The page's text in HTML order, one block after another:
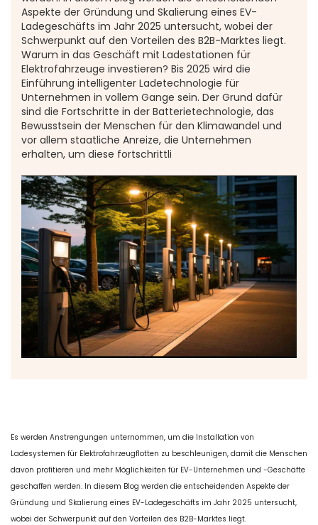
Aspekte der Gründung und Skalierung eines EV-
Ladegeschäfts im Jahr 2025 untersucht, wobei der
Schwerpunkt auf den Vorteilen des B2B-Marktes liegt.
Warum in das Geschäft mit Ladestationen für
Elektrofahrzeuge investieren? Bis 2025 wird die
Einführung intelligenter Ladetechnologie für
Unternehmen in vollem Gange sein. Der Grund dafür
sind die Fortschritte in der Batterietechnologie, das
Bewusstsein der Menschen für den Klimawandel und
vor allem staatliche Anreize, die Unternehmen
erhalten, um diese fortschrittli
Es werden Anstrengungen unternommen, um die Installation von
Ladesystemen für Elektrofahrzeugflotten zu beschleunigen, damit die Menschen
davon profitieren und mehr Möglichkeiten für EV-Unternehmen und -Geschäfte
geschaffen werden. In diesem Blog werden die entscheidenden Aspekte der
Gründung und Skalierung eines EV-Ladegeschäfts im Jahr 2025 untersucht,
wobei der Schwerpunkt auf den Vorteilen des B2B-Marktes liegt.